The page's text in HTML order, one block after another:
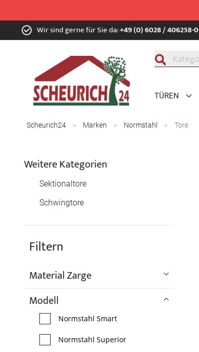
Zum
Inhalt Wir sind gerne für Sie da:+49 (0) 6028 / 406258-0
TÜREN
Scheurich24 Marken Normstahl Tore
Filtern
Material Zarge
Modell
Normstahl Smart
Normstahl Superior
Weitere Kategorien
Sektionaltore
Schwingtore